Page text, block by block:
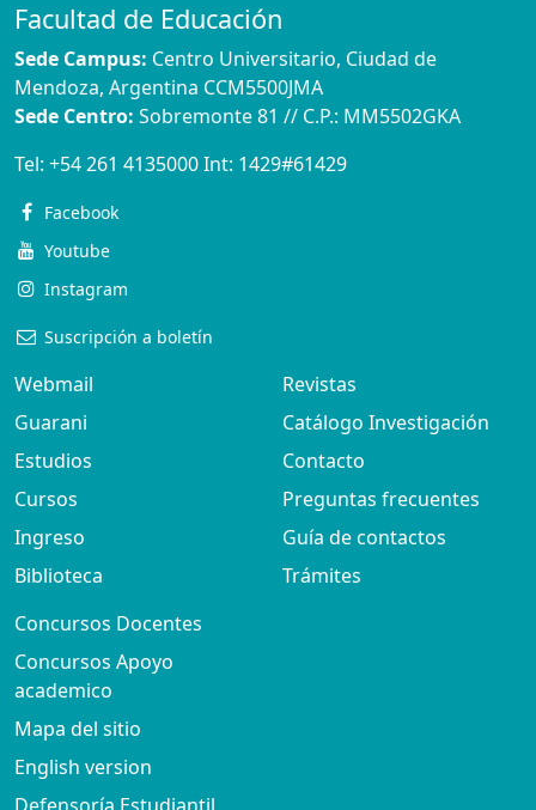
Facultad de Educación
Sede Campus: Centro Universitario, Ciudad de
Mendoza, Argentina CCM5500JMA
Sede Centro: Sobremonte 81 // C.P.: MM5502GKA
Tel: +54 261 4135000Int: 1429#61429
Facebook
Youtube
Instagram
Suscripción a boletín
Webmail
Guarani
Estudios
Cursos
Ingreso
Biblioteca
Revistas
Catálogo Investigación
Contacto
Preguntas frecuentes
Guía de contactos
Trámites
Concursos Docentes
Concursos Apoyo
academico
Mapa del sitio
English version